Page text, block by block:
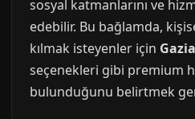
sosyal katmanlarını ve
edebilir. Bu bağlamda,
kılmak isteyenler için
seçenekleri gibi premium
bulunduğunu belirtmek